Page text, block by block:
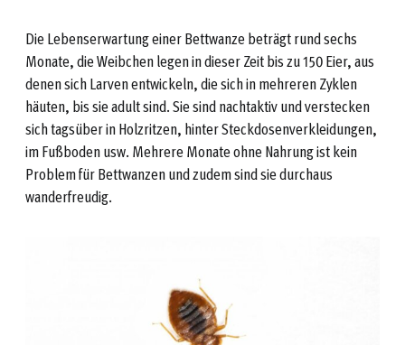
Die Lebenserwartung einer Bettwanze beträgt rund sechs
Monate, die Weibchen legen in dieser Zeit bis zu 150 Eier, aus
denen sich Larven entwickeln, die sich in mehreren Zyklen
häuten, bis sie adult sind. Sie sind nachtaktiv und verstecken
sich tagsüber in Holzritzen, hinter Steckdosenverkleidungen,
im Fußboden usw. Mehrere Monate ohne Nahrung ist kein
Problem für Bettwanzen und zudem sind sie durchaus
wanderfreudig.